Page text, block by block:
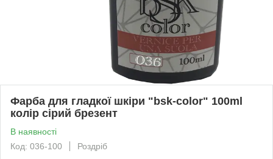
Фарба для гладкої шкіри "bsk-color" 100ml
колір сірий брезент
В наявності
Код: 036-100
Роздріб